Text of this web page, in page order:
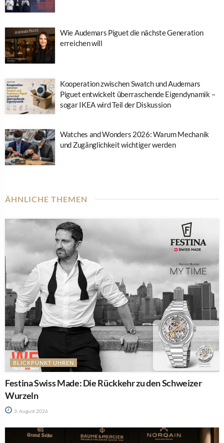
Wie Audemars Piguet die nächste Generation
erreichen will
Kooperation zwischen Swatch und Audemars
Piguet entwickelt überraschende Eigendynamik –
sogar IKEA wird Teil der Diskussion
Watches and Wonders 2026: Warum Mechanik
und Zugänglichkeit wichtiger werden
ÄHNLICHE THEMEN
BLICKPUNKT UHREN
Festina Swiss Made: Die Rückkehr zu den Schweizer
Wurzeln
3. August 2026